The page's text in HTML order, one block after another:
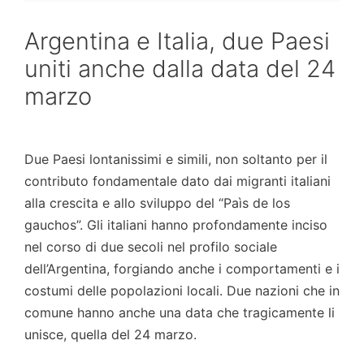
Argentina e Italia, due Paesi
uniti anche dalla data del 24
marzo
Due Paesi lontanissimi e simili, non soltanto per il
contributo fondamentale dato dai migranti italiani
alla crescita e allo sviluppo del “Paìs de los
gauchos”. Gli italiani hanno profondamente inciso
nel corso di due secoli nel profilo sociale
dell’Argentina, forgiando anche i comportamenti e i
costumi delle popolazioni locali. Due nazioni che in
comune hanno anche una data che tragicamente li
unisce, quella del 24 marzo.